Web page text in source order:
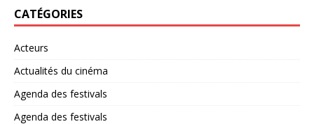
CATÉGORIES
Acteurs
Actualités du cinéma
Agenda des festivals
Agenda des festivals